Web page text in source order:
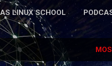
LINUX SCHOOL